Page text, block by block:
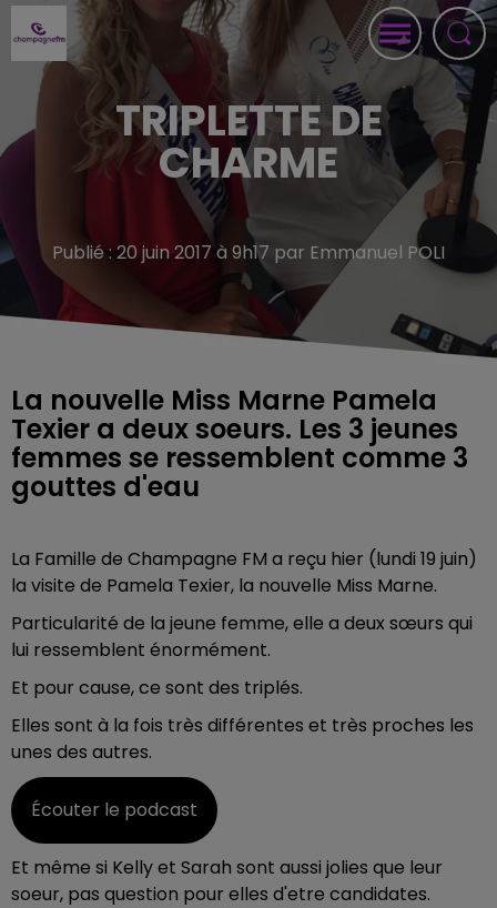
TRIPLETTE DE
CHARME
Publié : 20 juin 2017 à 9h17 par Emmanuel POLI
La nouvelle Miss Marne Pamela
Texier a deux soeurs. Les 3 jeunes
femmes se ressemblent comme 3
gouttes d'eau
La Famille de Champagne FM a reçu hier (lundi 19 juin)
la visite de Pamela Texier, la nouvelle Miss Marne.
Particularité de la jeune femme, elle a deux sœurs qui
lui ressemblent énormément.
Et pour cause, ce sont des triplés.
Elles sont à la fois très différentes et très proches les
unes des autres.
Écouter le podcast
Et même si Kelly et Sarah sont aussi jolies que leur
soeur, pas question pour elles d'etre candidates.